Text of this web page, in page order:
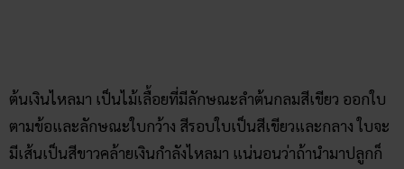
ต้นเงินไหลมา เป็นไม้เลื้อยที่มีลักษณะลำต้นกลมสีเขียว ออกใบ
ตามข้อและลักษณะใบกว้าง สีรอบใบเป็นสีเขียวและกลาง ใบจะ
มีเส้นเป็นสีขาวคล้ายเงินกำลังไหลมา แน่นอนว่าถ้านำมาปลูกก็